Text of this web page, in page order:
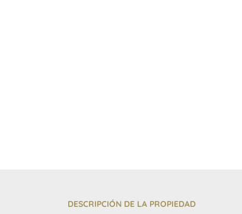
DESCRIPCIÓN DE LA PROPIEDAD